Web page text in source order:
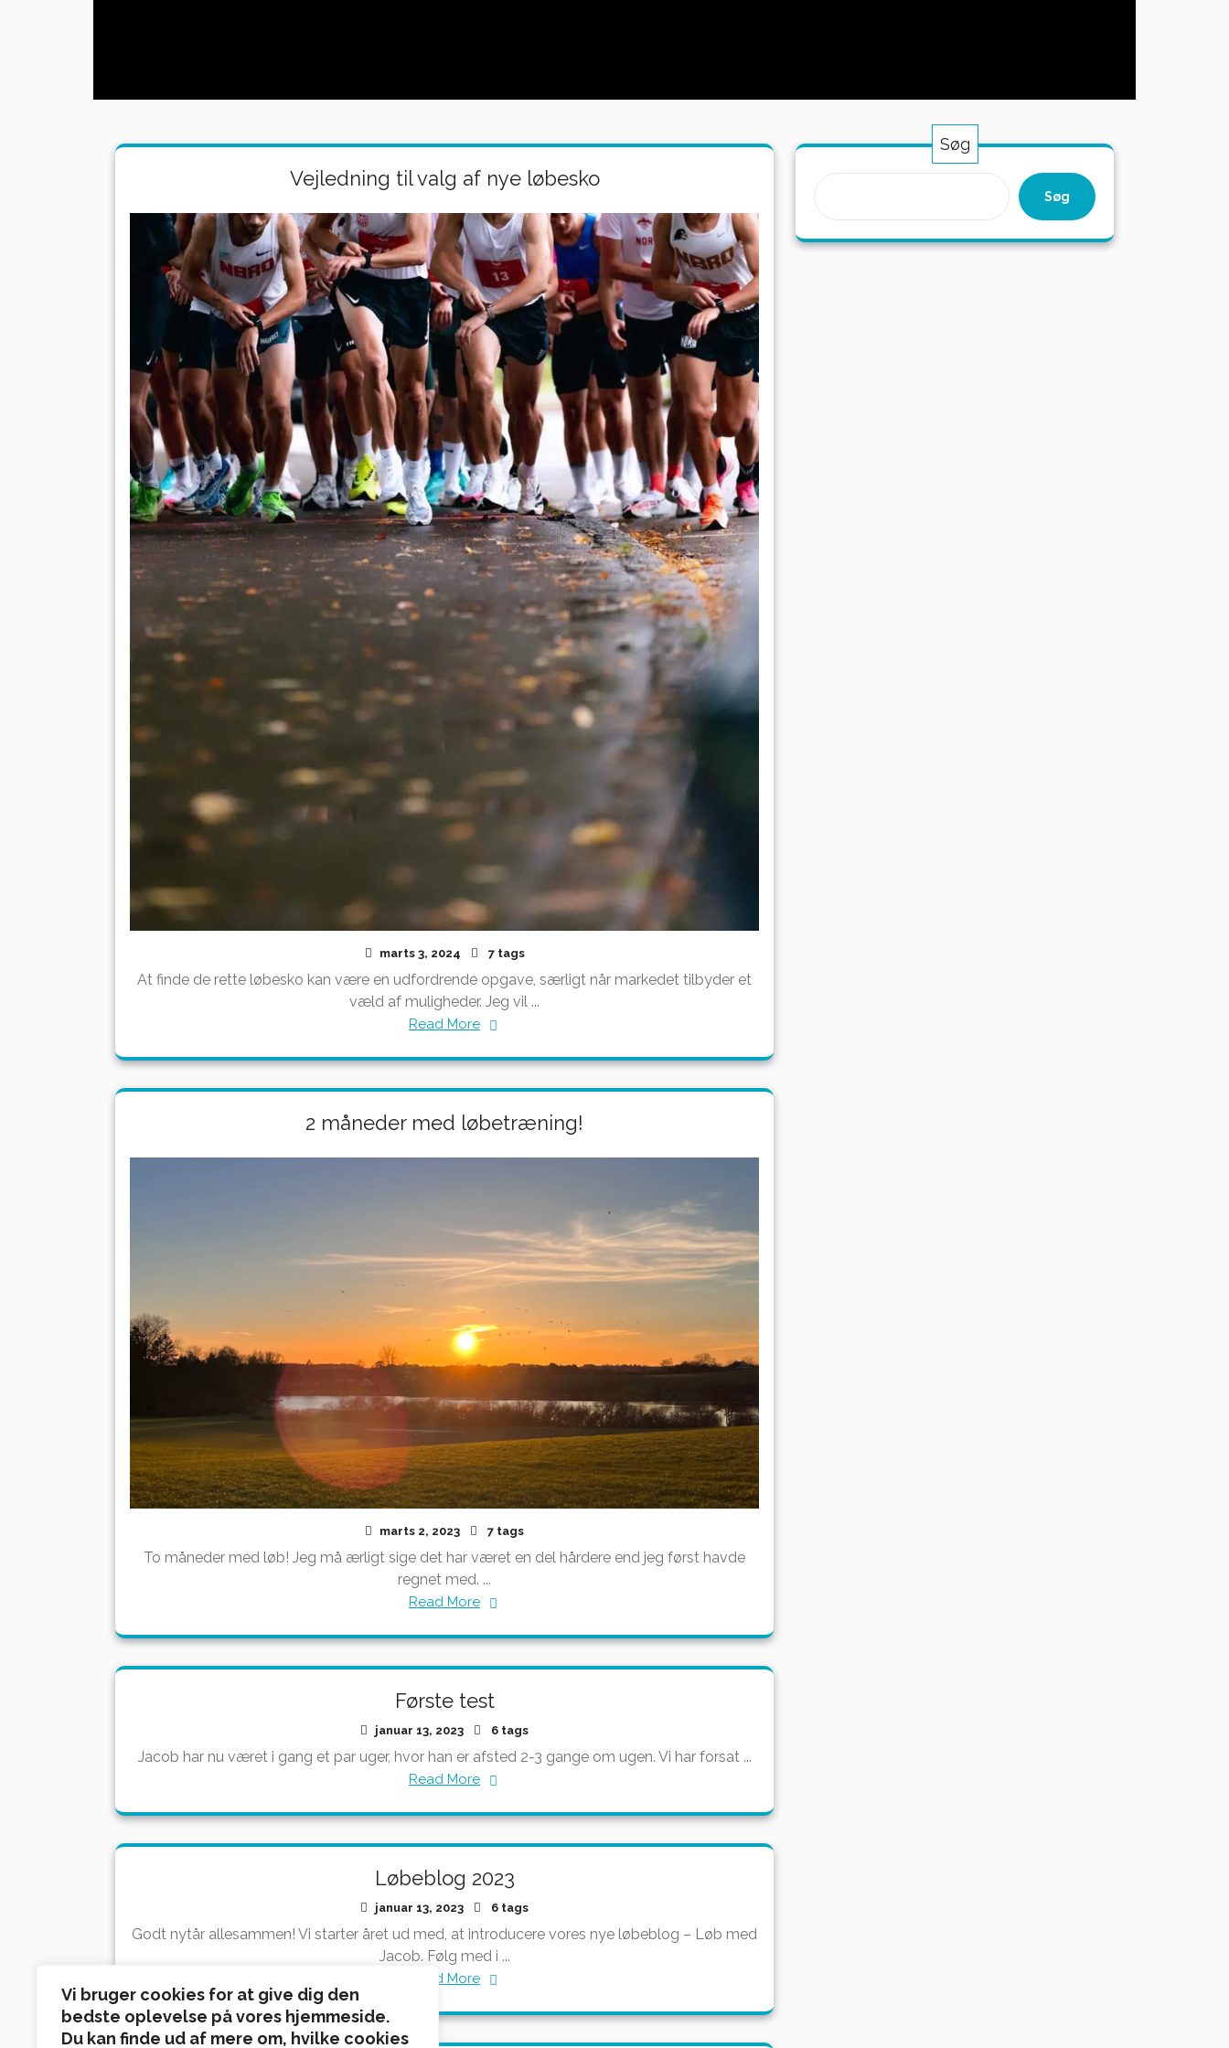
Vi bruger cookies for at give dig den
bedste oplevelse på vores hjemmeside.
Du kan finde ud af mere om, hvilke cookies
Vejledning til valg af nye løbesko
marts 3, 2024 7 tags
At finde de rette løbesko kan være en udfordrende opgave, særligt når markedet tilbyder et
væld af muligheder. Jeg vil ...
Read More
2 måneder med løbetræning!
marts 2, 2023 7 tags
To måneder med løb! Jeg må ærligt sige det har været en del hårdere end jeg først havde
regnet med. ...
Read More
Første test
januar 13, 2023 6 tags
Jacob har nu været i gang et par uger, hvor han er afsted 2-3 gange om ugen. Vi har forsat ...
Read More
Løbeblog 2023
januar 13, 2023 6 tags
Godt nytår allesammen! Vi starter året ud med, at introducere vores nye løbeblog – Løb med
Jacob. Følg med i ...
Read More
Søg
Søg